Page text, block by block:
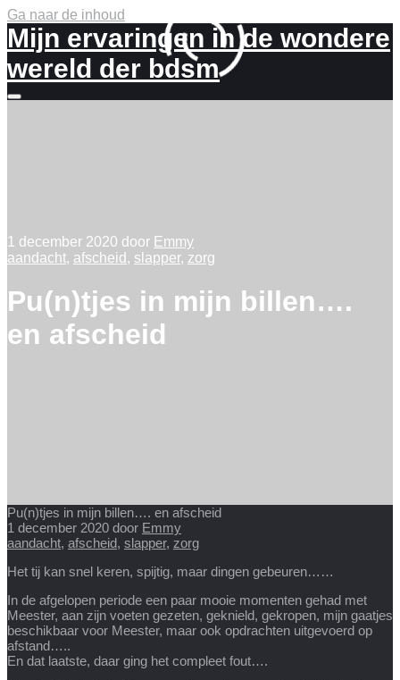
Ga naar de inhoud
Mijn ervaringen in de wondere
wereld der bdsm
Meer
1 december 2020 door Emmy
aandacht, afscheid , slapper, zorg
Pu(n)tjes in mijn billen….
en afscheid
Pu(n)tjes in mijn billen…. en afscheid
1 december 2020 door Emmy
aandacht, afscheid, slapper, zorg
Het tij kan snel keren, spijtig, maar dingen gebeuren……
In de afgelopen periode een paar mooie momenten gehad met
Meester, aan zijn voeten gezeten, geknield, gekropen, mijn gaatjes
beschikbaar voor Meester, maar ook opdrachten uitgevoerd op
afstand…..
En dat laatste, daar ging het compleet fout….